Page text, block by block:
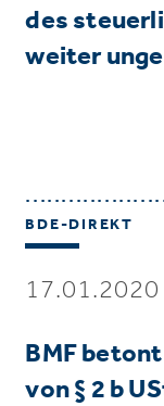
des
weiter
BDE-DIREKT
17.01.2020
BMF
von § 2 b